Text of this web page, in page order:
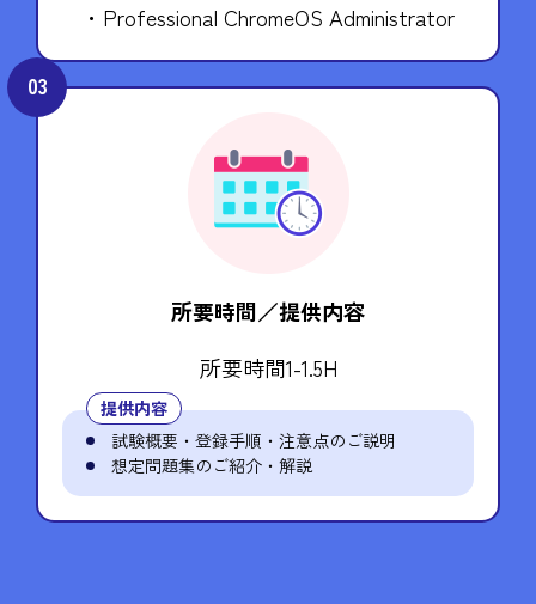
・Professional ChromeOS Administrator
03
所要時間／提供内容
所要時間1-1.5H
提供内容
試験概要・登録手順・注意点のご説明
想定問題集のご紹介・解説